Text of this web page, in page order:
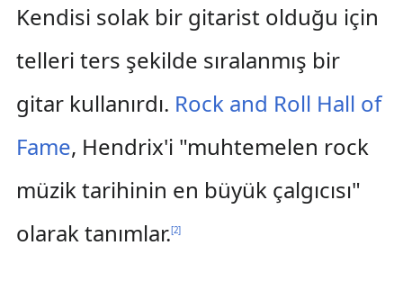
Kendisi solak bir gitarist olduğu için
telleri ters şekilde sıralanmış bir
gitar kullanırdı. Rock and Roll Hall of
Fame, Hendrix'i "muhtemelen rock
müzik tarihinin en büyük çalgıcısı"
olarak tanımlar.[2]